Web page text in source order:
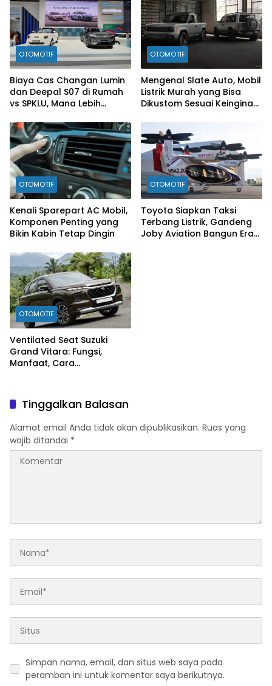
OTOMOTIF
Biaya Cas Changan Lumin
dan Deepal S07 di Rumah
vs SPKLU, Mana Lebih
OTOMOTIF
Mengenal Slate Auto, Mobil
Listrik Murah yang Bisa
Dikustom Sesuai Keinginan
OTOMOTIF
Kenali Sparepart AC Mobil,
Komponen Penting yang
Bikin Kabin Tetap Dingin
OTOMOTIF
Toyota Siapkan Taksi
Terbang Listrik, Gandeng
Joby Aviation Bangun Era
OTOMOTIF
Ventilated Seat Suzuki
Grand Vitara: Fungsi,
Manfaat, Cara
Tinggalkan Balasan
Alamat email Anda tidak akan dipublikasikan. Ruas yang
wajib ditandai *
Simpan nama, email, dan situs web saya pada
peramban ini untuk komentar saya berikutnya.